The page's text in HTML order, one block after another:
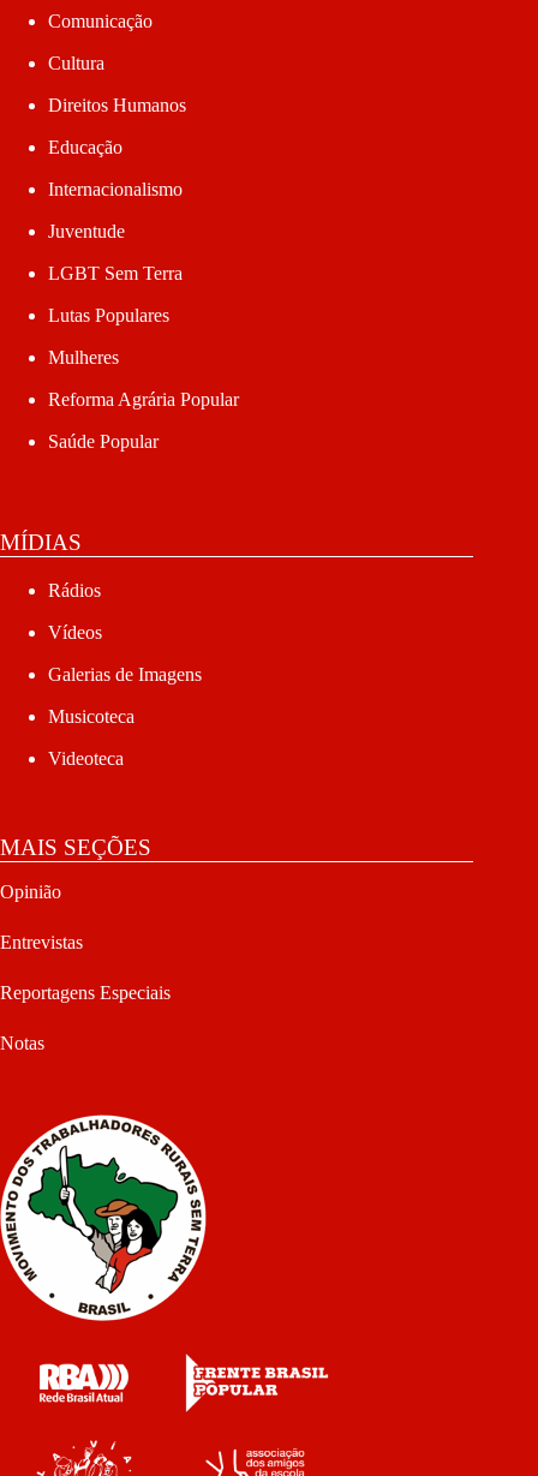
Comunicação
Cultura
Direitos Humanos
Educação
Internacionalismo
Juventude
LGBT Sem Terra
Lutas Populares
Mulheres
Reforma Agrária Popular
Saúde Popular
MÍDIAS
Rádios
Vídeos
Galerias de Imagens
Musicoteca
Videoteca
MAIS SEÇÕES
Opinião
Entrevistas
Reportagens Especiais
Notas